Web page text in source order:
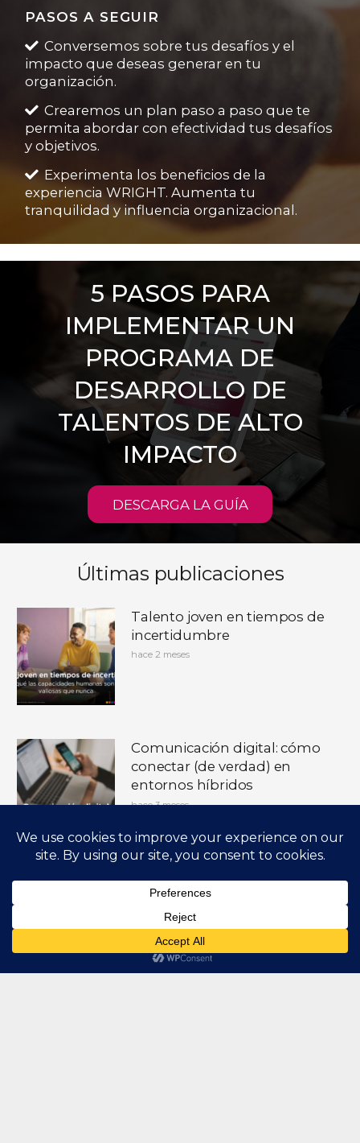
PASOS A SEGUIR
Conversemos sobre tus desafíos y el
impacto que deseas generar en tu
organización.
Crearemos un plan paso a paso que te
permita abordar con efectividad tus desafíos
y objetivos.
Experimenta los beneficios de la
experiencia WRIGHT. Aumenta tu
tranquilidad y influencia organizacional.
5 PASOS PARA
IMPLEMENTAR UN
PROGRAMA DE
DESARROLLO DE
TALENTOS DE ALTO
IMPACTO
DESCARGA LA GUÍA
Últimas publicaciones
Talento joven en tiempos de
incertidumbre
hace 2 meses
Comunicación digital: cómo
conectar (de verdad) en
entornos híbridos
hace 3 meses
Presentaciones de Alto
Impacto: cuando comunicar
bien también es cuidar a las
personas de tu organización
hace 4 meses